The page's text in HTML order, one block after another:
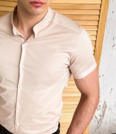
Джогери
Карго
Спортивні штани
Лосины
КОМПЛЕКТИ
Куртка й штани